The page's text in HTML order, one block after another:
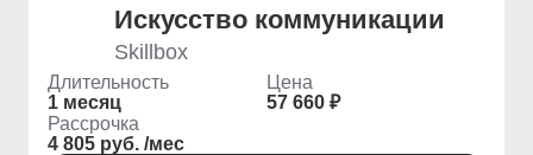
Искусство коммуникации
Skillbox
Длительность
1 месяц
Цена
57 660 ₽
Рассрочка
4 805 руб. /мес